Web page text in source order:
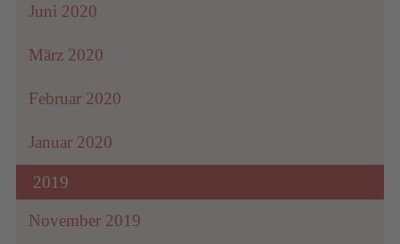
Juni 2020
März 2020
Februar 2020
Januar 2020
2019
November 2019